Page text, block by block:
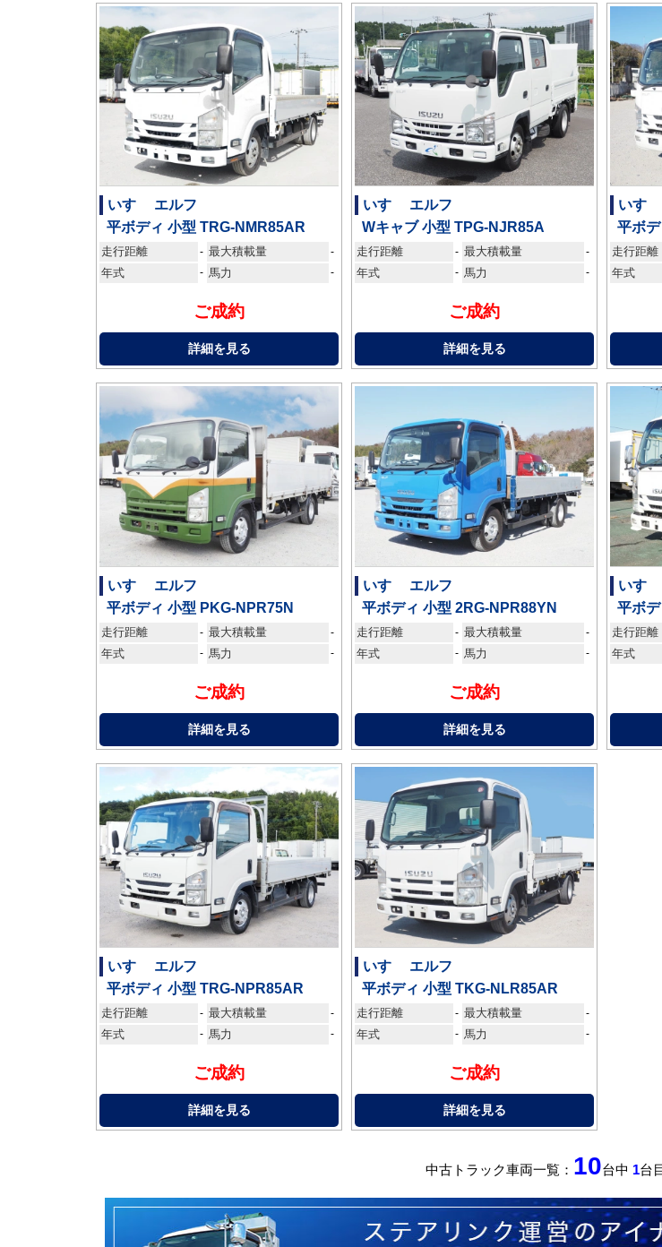
いすゞ エルフ
平ボディ 小型 TRG-NMR85AR
走行距離 - 最大積載量 -
年式 - 馬力 -
ご成約
詳細を見る
いすゞ エルフ
Wキャブ 小型 TPG-NJR85A
走行距離 - 最大積載量 -
年式 - 馬力 -
ご成約
詳細を見る
いす
平ボ
走行距離
年式
いすゞ エルフ
平ボディ 小型 PKG-NPR75N
走行距離 - 最大積載量 -
年式 - 馬力 -
ご成約
詳細を見る
いすゞ エルフ
平ボディ 小型 2RG-NPR88YN
走行距離 - 最大積載量 -
年式 - 馬力 -
ご成約
詳細を見る
いす
平ボ
走行距離
年式
いすゞ エルフ
平ボディ 小型 TRG-NPR85AR
走行距離 - 最大積載量 -
年式 - 馬力 -
ご成約
詳細を見る
いすゞ エルフ
平ボディ 小型 TKG-NLR85AR
走行距離 - 最大積載量 -
年式 - 馬力 -
ご成約
詳細を見る
中古トラック車両一覧： 10台中 1台